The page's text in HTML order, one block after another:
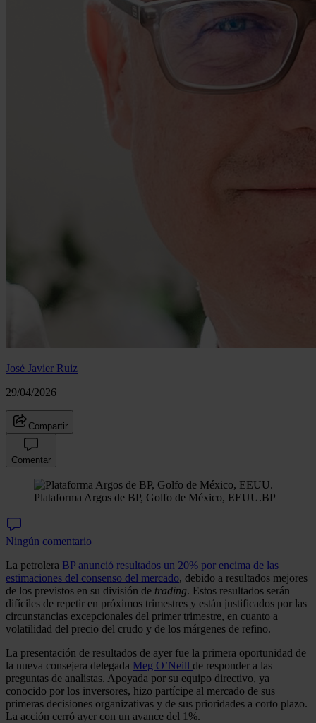
José Javier Ruiz
29/04/2026
Compartir
Comentar
Plataforma Argos de BP, Golfo de México, EEUU.BP
Ningún comentario
La petrolera BP anunció resultados un 20% por encima de las
estimaciones del consenso del mercado, debido a resultados mejores
de los previstos en su división de trading. Estos resultados serán
difíciles de repetir en próximos trimestres y están justificados por las
circunstancias excepcionales del primer trimestre, en cuanto a
volatilidad del precio del crudo y de los márgenes de refino.
La presentación de resultados de ayer fue la primera oportunidad de
la nueva consejera delegada Meg O’Neill de responder a las
preguntas de analistas. Apoyada por su equipo directivo, ya
conocido por los inversores, hizo partícipe al mercado de sus
primeras decisiones organizativas y de sus prioridades a corto plazo.
La acción cerró ayer con un avance del 1%.